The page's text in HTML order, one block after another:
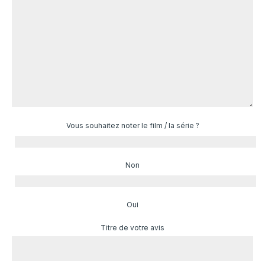
Vous souhaitez noter le film / la série ?
Non
Oui
Titre de votre avis